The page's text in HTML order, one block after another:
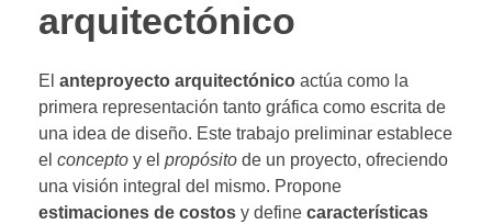
arquitectónico
El anteproyecto arquitectónico actúa como la
primera representación tanto gráfica como escrita de
una idea de diseño. Este trabajo preliminar establece
el concepto y el propósito de un proyecto, ofreciendo
una visión integral del mismo. Propone
estimaciones de costos y define características